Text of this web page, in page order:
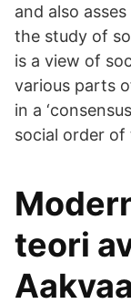
and also
the study of
is a view of
various parts
in a
social order of
teori